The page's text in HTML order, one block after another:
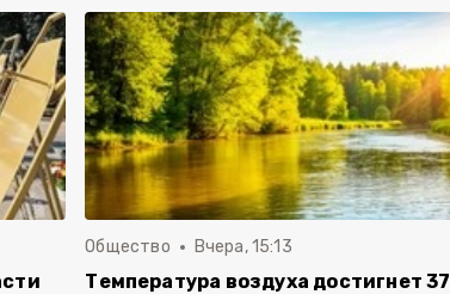
Общество Вчера, 15:13
Температура воздуха достигнет 37